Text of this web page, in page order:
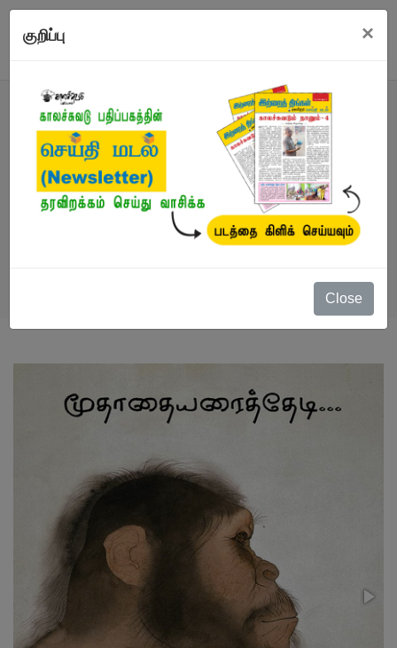
குறிப்பு ×
Close
நூல்கள் / விற்பனையில் சிறந்தவை /
மூதாதையரைத் தேடி